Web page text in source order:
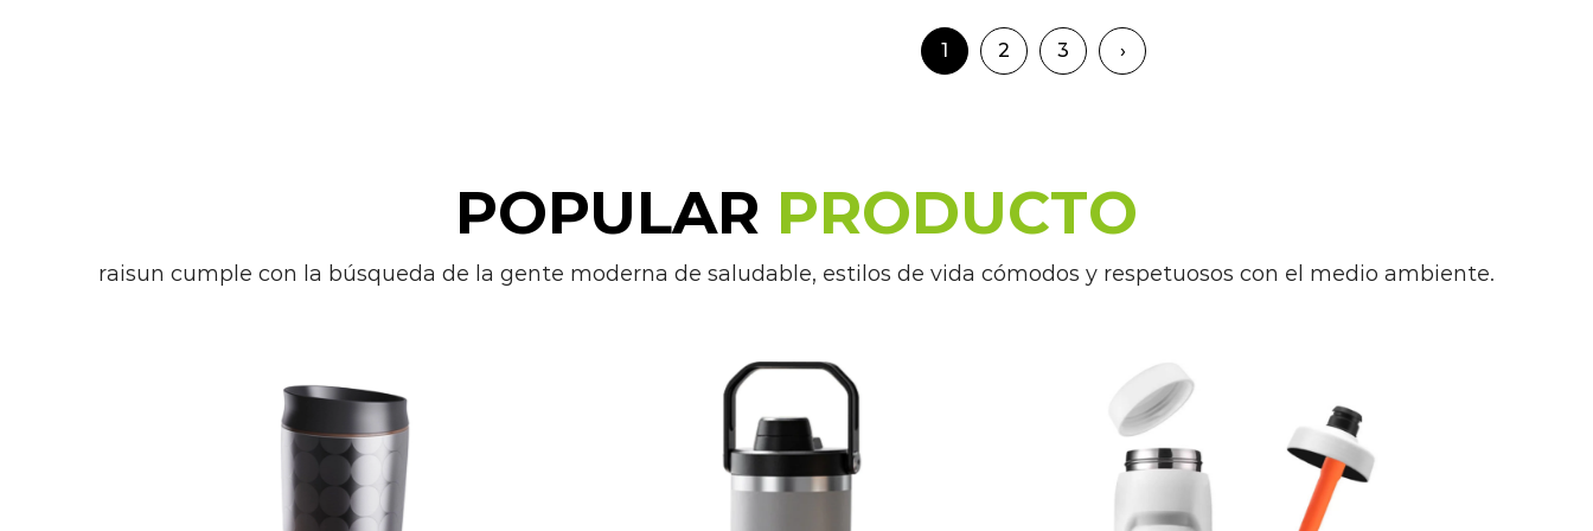
ofrecen opciones de personalización, como la posibilidad de agregar un
monograma o un logotipo personal, lo que las convierte en un excelente
Las botellas deportivas no solo son adecuadas para atletas y entusiastas del
vida ocupados o que trabajan en entornos exigentes. Son ideales para
para el uso diario en la oficina, la escuela o mientras viaja.
Las botellas deportivas se han convertido en un accesorio indispensable
para personas con un estilo de vida activo, ofreciendo una gama de
1 2 3 ›
POPULAR PRODUCTO
raisun cumple con la búsqueda de la gente moderna de saludable, estilos de vida cómodos y respetuosos con el medio ambiente.